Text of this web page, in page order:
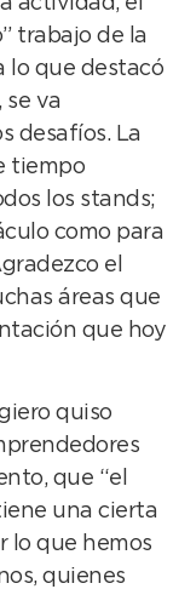
trabajo de la
lo que destacó
se va
desafíos. La
tiempo
los stands;
como para
el
áreas que
que hoy
quiso
que “el
una cierta
lo que hemos
quienes